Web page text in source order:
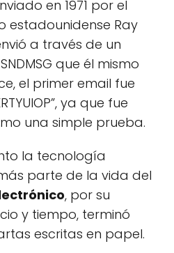
en 1971 por el
estadounidense Ray
a través de un
que él mismo
el primer email fue
ya que fue
una simple prueba.
la tecnología
parte de la vida del
, por su
y tiempo, terminó
escritas en papel.